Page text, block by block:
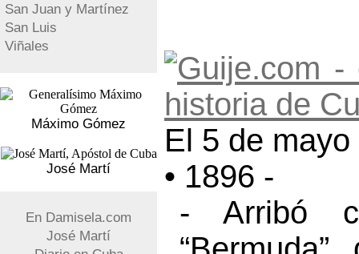
San Juan y Martínez
San Luis
Viñales
Máximo Gómez
José Martí
En Damisela.com
José Martí
El 5 de
• 1896 -
- Arribó